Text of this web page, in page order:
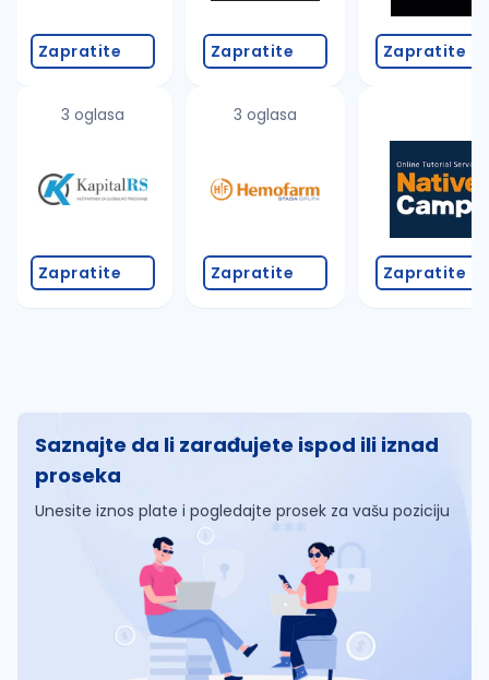
Zapratite
3 oglasa
Zapratite
Zapratite
3 oglasa
Zapratite
Zapratite
Zapratite
Saznajte da li zarađujete ispod ili iznad
proseka
Unesite iznos plate i pogledajte prosek za vašu poziciju